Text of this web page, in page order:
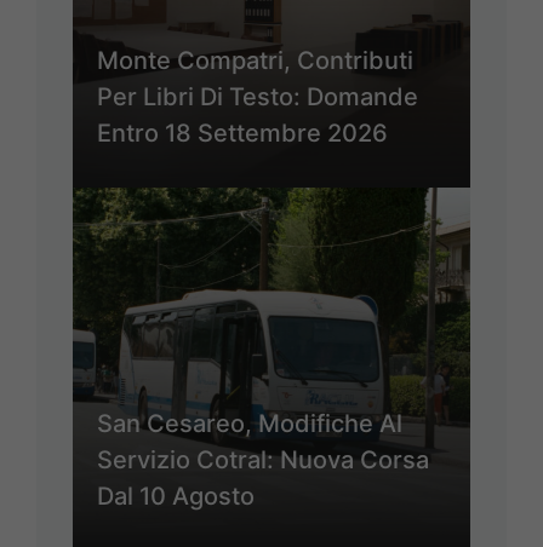
Monte Compatri, Contributi
Per Libri Di Testo: Domande
Entro 18 Settembre 2026
San Cesareo, Modifiche Al
Servizio Cotral: Nuova Corsa
Dal 10 Agosto